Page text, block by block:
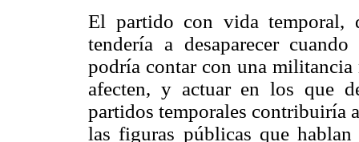
El partido con vida temporal,
tendería a desaparecer
podría contar con una
afecten, y actuar en los que
partidos temporales contribuiría
las figuras públicas que